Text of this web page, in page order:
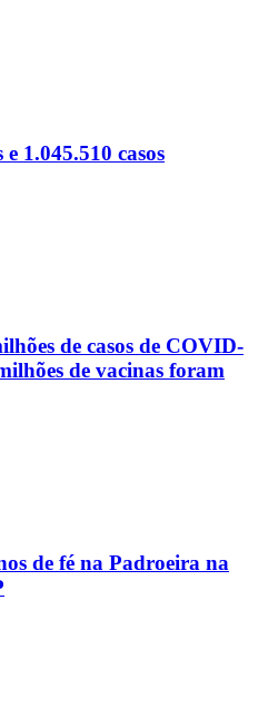
1.045.510 casos
de casos de COVID-
de vacinas foram
de fé na Padroeira na